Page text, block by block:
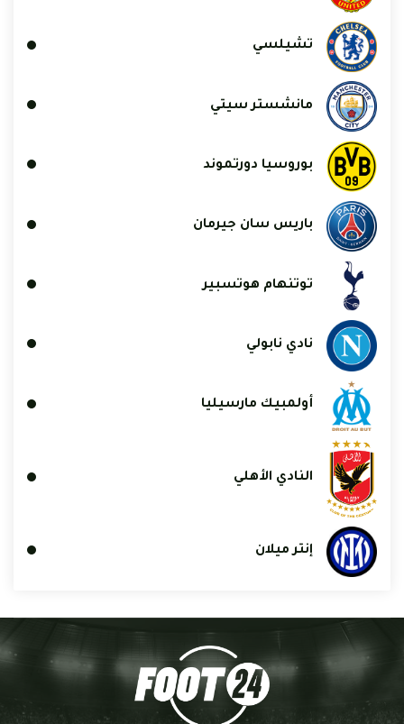
تشيلسي
مانشستر سيتي
بوروسيا دورتموند
باريس سان جيرمان
توتنهام هوتسبير
نادي نابولي
أولمبيك مارسيليا
النادي الأهلي
إنتر ميلان